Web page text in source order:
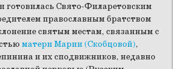
готовилась Свято-Филаретовским
православным братством
святым местам, связанным с
матери Марии (Скобцовой),
и их сподвижников, недавно